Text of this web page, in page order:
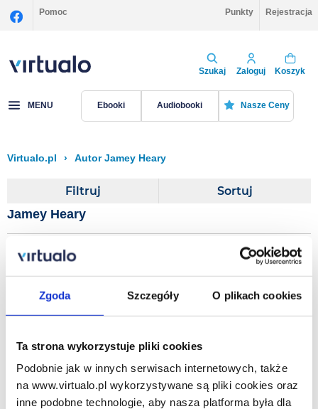
Zgoda Szczegóły O plikach cookies
Ta strona wykorzystuje pliki cookies
Podobnie jak w innych serwisach internetowych, także
na www.virtualo.pl wykorzystywane są pliki cookies oraz
inne podobne technologie, aby nasza platforma była dla
Pomoc Punkty Rejestracja
Szukaj Zaloguj Koszyk
MENU Ebooki Audiobooki Nasze Ceny
Virtualo.pl › Autor Jamey Heary
Filtruj Sortuj
Jamey Heary
Cisco ISE for BYOD and
[DRM]
Jamey Heary,Aaron Woland
Na prezent